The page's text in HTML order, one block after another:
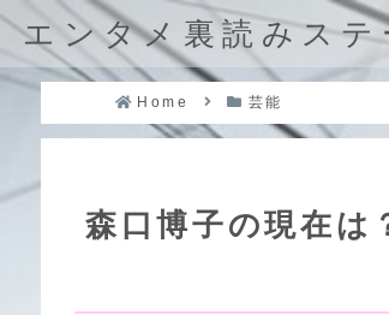
エンタメ裏読みステ
Home 芸能
森口博子の現在は